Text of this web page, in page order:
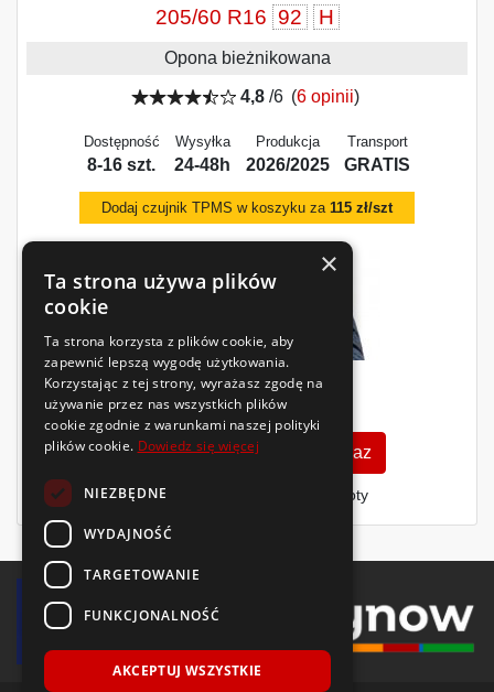
205/60 R16 92 H
Opona bieżnikowana
4,8 /6 (6 opinii)
Dostępność
8-16 szt.
Wysyłka
24-48h
Produkcja
2026/2025
Transport
GRATIS
Dodaj czujnik TPMS w koszyku za 115 zł/szt
159 zł/szt.
Zobacz szczegóły Kup teraz
Finansowanie dla firm - MŚP i floty
×
Ta strona używa plików
cookie
Ta strona korzysta z plików cookie, aby
zapewnić lepszą wygodę użytkowania.
Korzystając z tej strony, wyrażasz zgodę na
używanie przez nas wszystkich plików
cookie zgodnie z warunkami naszej polityki
plików cookie. Dowiedz się więcej
NIEZBĘDNE
WYDAJNOŚĆ
TARGETOWANIE
FUNKCJONALNOŚĆ
AKCEPTUJ WSZYSTKIE